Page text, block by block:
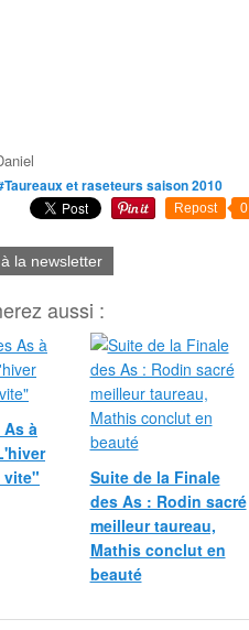
et raseteurs saison 2010
Repost 0
la newsletter
aussi :
As à
vite"
Suite de la Finale
des As : Rodin sacré
meilleur taureau,
Mathis conclut en
beauté